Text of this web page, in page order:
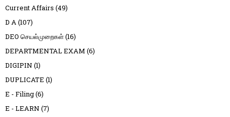
Current Affairs (49)
D A(107)
DEO செயல்முறைகள்(16)
DEPARTMENTAL EXAM (6)
DIGIPIN (1)
DUPLICATE (1)
E - Filing(6)
E - LEARN (7)